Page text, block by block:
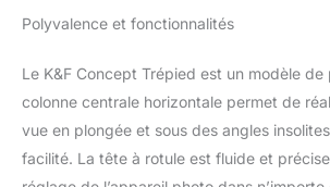
avec vis 1/4 " .
【Trépied
Polyvalent】
déporté, le
permet à la
centrale de
Polyvalence et fonctionnalités
Le K&F Concept Trépied est un modèle de
colonne centrale horizontale permet de
vue en plongée et sous des angles
facilité. La tête à rotule est fluide et